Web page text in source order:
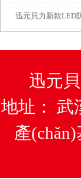
LED防爆燈嗎
迅元貝力新款LED
迅元
地址： 武
產